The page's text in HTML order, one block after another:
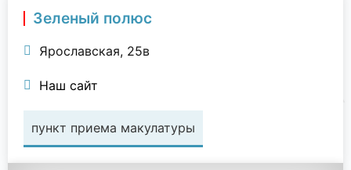
Зеленый полюс
Ярославская, 25в
Наш сайт
пункт приема макулатуры